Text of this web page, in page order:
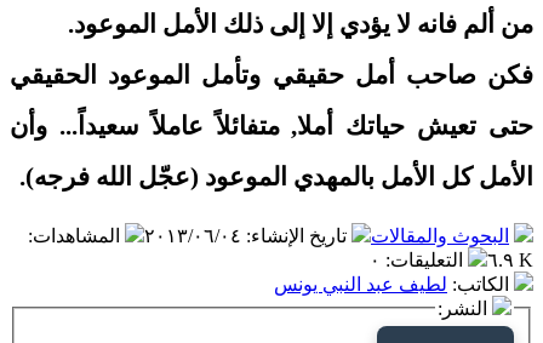
من ألم فانه لا يؤدي إلا إلى ذلك الأمل الموعود.
فكن صاحب أمل حقيقي وتأمل الموعود الحقيقي
حتى تعيش حياتك أملا, متفائلاً عاملاً سعيداً... وأن
الأمل كل الأمل بالمهدي الموعود (عجّل الله فرجه).
البحوث والمقالات تاريخ الإنشاء: ٢٠١٣/٠٦/٠٤ المشاهدات:
٦.٩ K
التعليقات: ٠
الكاتب: لطيف عبد النبي يونس
النشر: